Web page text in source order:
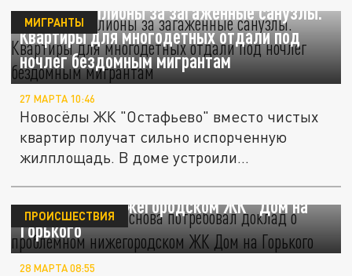
Платят миллионы за загаженные санузлы.
Квартиры для многодетных отдали под
ночлег бездомным мигрантам
МИГРАНТЫ
27 МАРТА 10:46
Новосёлы ЖК "Остафьево" вместо чистых
квартир получат сильно испорченную
жилплощадь. В доме устроили...
Глава СК России снова потребовал доклад о
проблемном нижегородском ЖК "Дом на
Горького"
ПРОИСШЕСТВИЯ
28 МАРТА 08:55